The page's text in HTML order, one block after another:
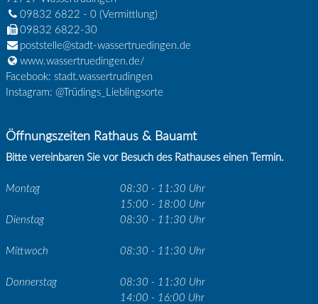
09832 6822 - 0(Vermittlung)
09832 6822-30
poststelle@stadt-wassertruedingen.de
www.wassertruedingen.de/
Facebook: stadt.wassertrudingen
Instagram: @Trüdings_Lieblingsorte
Öffnungszeiten Rathaus & Bauamt
Bitte vereinbaren Sie vor Besuch des Rathauses einen Termin.
Montag
08:30 - 11:30 Uhr
15:00 - 18:00 Uhr
Dienstag
08:30 - 11:30 Uhr
Mittwoch 08:30 - 11:30 Uhr
Donnerstag
08:30 - 11:30 Uhr
14:00 - 16:00 Uhr